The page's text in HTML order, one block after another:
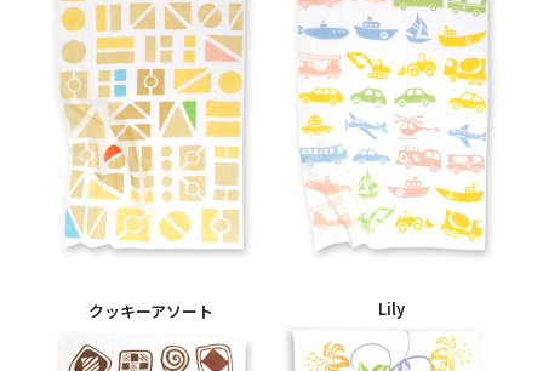
クッキーアソート Lily